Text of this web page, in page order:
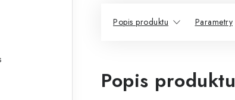
Popis produktu Parametry
Popis produktu